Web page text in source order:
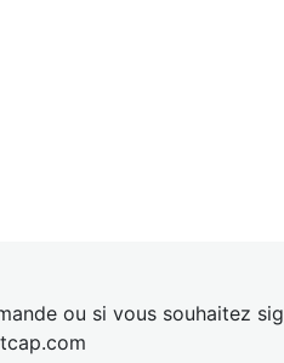
ou si vous souhaitez
cap.com